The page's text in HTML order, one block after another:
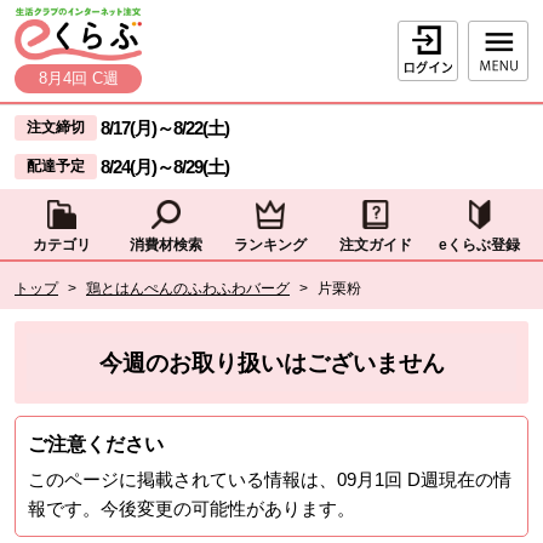
ページの先頭です。
本文へジャンプする。
8月4回 C週
ログイン
ここからサイト内共通メニューです。
サイト内共通メニューをスキップする
注文締切 8/17(月)～8/22(土)
配達予定 8/24(月)～8/29(土)
カテゴリ 消費材検索 ランキング 注文ガイド eくらぶ登録
トップ > 鶏とはんぺんのふわふわバーグ > 片栗粉
現在位置ここまで
今週のお取り扱いはございません
ご注意ください
このページに掲載されている情報は、 09月1回 D週現在の情
報です。今後変更の可能性があります。